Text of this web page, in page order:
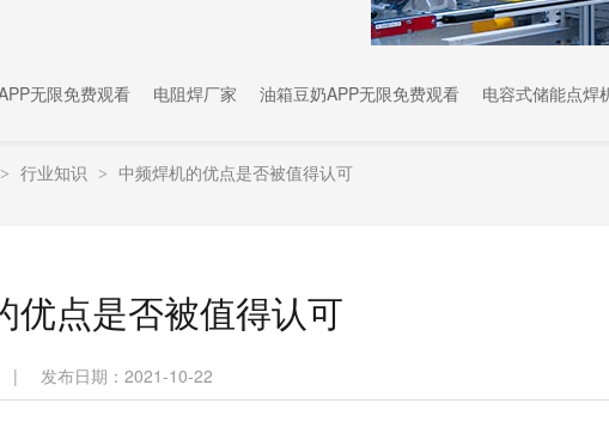
无限免费观看 电阻焊厂家 油箱豆奶APP无限免费观看 电容式储能点焊
> 行业知识 > 中频焊机的优点是否被值得认可
优点是否被值得认可
| 发布日期：2021-10-22